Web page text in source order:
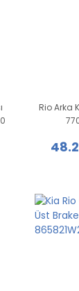
Rio Arka